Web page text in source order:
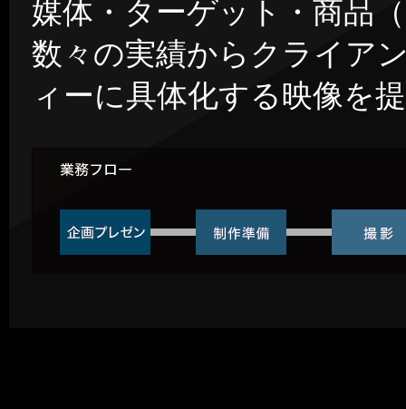
媒体・ターゲット・商品
数々の実績からクライア
ィーに具体化する映像を